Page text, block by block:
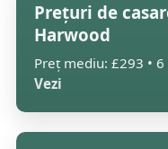
Prețuri de
Harwood
Preț mediu: £293 •
Vezi